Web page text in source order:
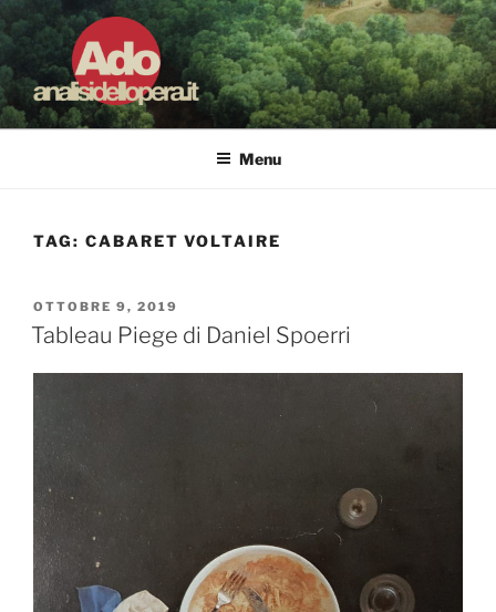
Salta
al
contenuto
ADO ANALISI DELL'OPERA
Osservare le opere d'arte per capirle e imparare ad amarle
Menu
TAG: CABARET VOLTAIRE
PUBBLICATO
IL
OTTOBRE 9, 2019
Tableau Piege di Daniel Spoerri